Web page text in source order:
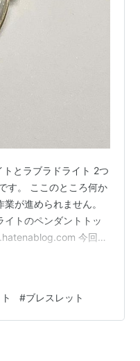
とラブラドライト 2つ
す。 ここのところ何か
が進められません。
イトのペンダントトッ
今回は
透明感が素晴らしく、
なさそうな美しさで
のが、残念でなりませ
、2本とも、全部の玉
#ブレスレット